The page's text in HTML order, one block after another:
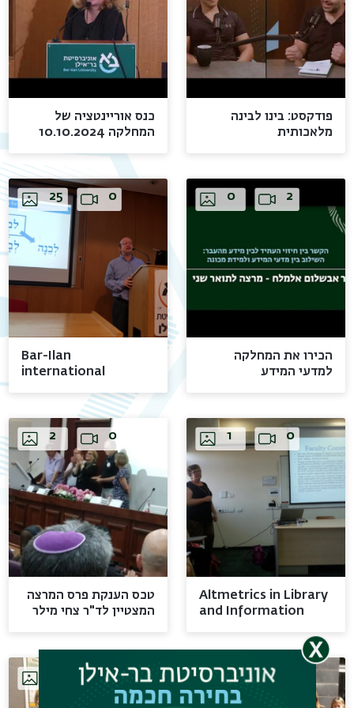
פודקסט: בינו לבינה
מלאכותית
כנס אוריינטציה של
המחלקה 10.10.2024
הכירו את המחלקה
למדעי המידע
2
0
Bar-Ilan
international
digital humanities
0
Video
25
Images
Altmetrics in Library
and Information
0
Video
1
Images
טכס הענקת פרס המרצה
המצטיין לד"ר צחי מילר
0
2
1
0